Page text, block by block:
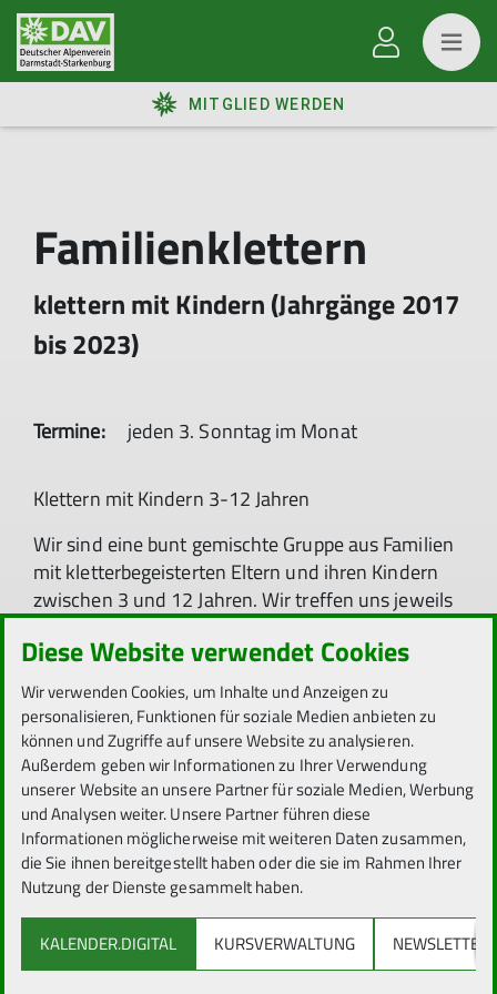
MITGLIED WERDEN
Familienklettern
klettern mit Kindern (Jahrgänge 2017
bis 2023)
Termine: jeden 3. Sonntag im Monat
Klettern mit Kindern 3-12 Jahren
Wir sind eine bunt gemischte Gruppe aus Familien
mit kletterbegeisterten Eltern und ihren Kindern
zwischen 3 und 12 Jahren. Wir treffen uns jeweils
am 3. Sonntag im Monat je nach Wetterlage
draußen oder drinnen und sind immer offen für
neue Familien mit Kindern, bei denen aktuell die
Zeit zum Klettern zu kurz kommt.
Wir klettern zusammen und passen abwechselnd
auf die Kinder auf. Die Kinder können
selbstverständlich mitklettern, abseilen oder
einfach zusammenspielen.
Selbständiges Klettern und Sichern ist erforderlich.
Die Aufsichtspflicht liegt bei den Eltern.
Teilnehmen können bei uns bei jeglicher
Veranstaltung mindestens ein Erwachsener (pro
Diese Website verwendet Cookies
Wir verwenden Cookies, um Inhalte und Anzeigen zu
personalisieren, Funktionen für soziale Medien anbieten zu
können und Zugriffe auf unsere Website zu analysieren.
Außerdem geben wir Informationen zu Ihrer Verwendung
unserer Website an unsere Partner für soziale Medien, Werbung
und Analysen weiter. Unsere Partner führen diese
Informationen möglicherweise mit weiteren Daten zusammen,
die Sie ihnen bereitgestellt haben oder die sie im Rahmen Ihrer
Nutzung der Dienste gesammelt haben.
KALENDER.DIGITAL KURSVERWALTUNG NEWSLETTER